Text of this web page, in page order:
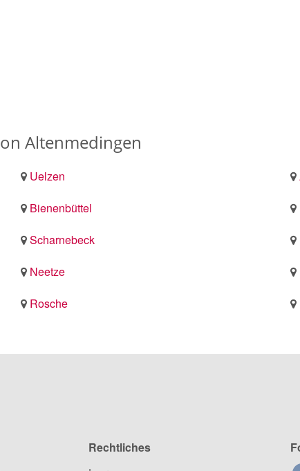
Altenmedingen
Uelzen
Bienenbüttel
Scharnebeck
Neetze
Rosche
Rechtliches